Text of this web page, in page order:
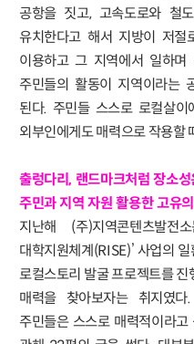
공항을 짓고, 고속도로와 철
유치한다고 해서 지방이 저
이용하고 그 지역에서 일하며
주민들의 활동이 지역이라는
된다. 주민들 스스로 로컬살
외부인에게도 매력으로 작용할
출렁다리, 랜드마크처럼 장소
주민과 지역 자원 활용한 고유
지난해 (주)지역콘텐츠발전
대학지원체계(RISE)’ 사업의
로컬스토리 발굴 프로젝트를
매력을 찾아보자는 취지였
주민들은 스스로 매력적이라고